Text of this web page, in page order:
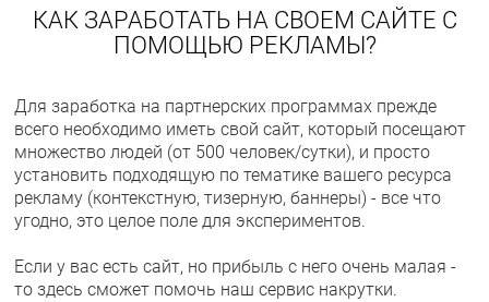
КАК ЗАРАБОТАТЬ НА СВОЕМ САЙТЕ С
ПОМОЩЬЮ РЕКЛАМЫ?
Для заработка на партнерских программах прежде
всего необходимо иметь свой сайт, который посещают
множество людей (от 500 человек/сутки), и просто
установить подходящую по тематике вашего ресурса
рекламу (контекстную, тизерную, баннеры) - все что
угодно, это целое поле для экспериментов.
Если у вас есть сайт, но прибыль с него очень малая -
то здесь сможет помочь наш сервис накрутки.